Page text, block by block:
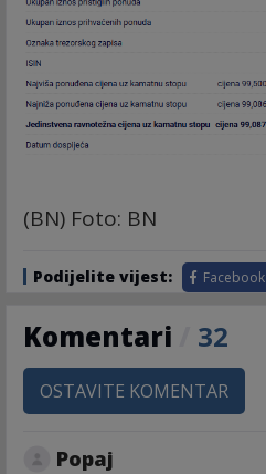
(BN) Foto: BN
Podijelite vijest: Facebook
Komentari 32
OSTAVITE KOMENTAR
Popaj